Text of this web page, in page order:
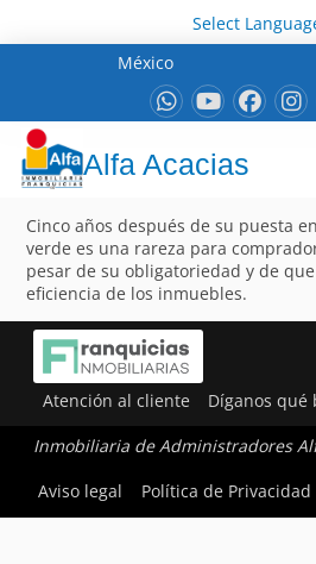
Select
México
Alfa Acacias
Cinco años después de su puesta
verde es una rareza para
pesar de su obligatoriedad y de
eficiencia de los inmuebles.
Atención al cliente Díganos qué
Inmobiliaria de Administradores
Aviso legal
Política de Privacidad